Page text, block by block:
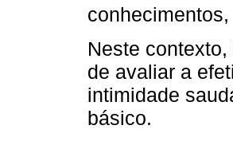
Neste
de avaliar a
intimidade
básico.